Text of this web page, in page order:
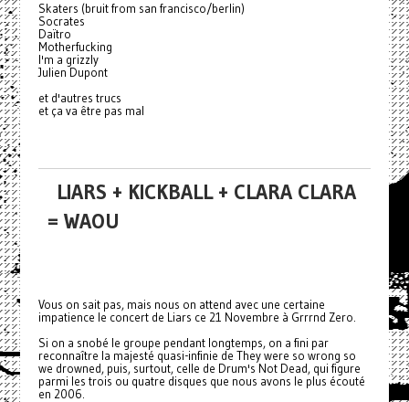
Skaters (bruit from san francisco/berlin)
Socrates
Daïtro
Motherfucking
I'm a grizzly
Julien Dupont
et d'autres trucs
et ça va être pas mal
LIARS + KICKBALL + CLARA CLARA
= WAOU
Vous on sait pas, mais nous on attend avec une certaine
impatience le concert de Liars ce 21 Novembre à Grrrnd Zero.
Si on a snobé le groupe pendant longtemps, on a fini par
reconnaître la majesté quasi-infinie de They were so wrong so
we drowned, puis, surtout, celle de Drum's Not Dead, qui figure
parmi les trois ou quatre disques que nous avons le plus écouté
en 2006.